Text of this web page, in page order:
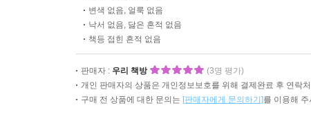
변색 없음, 얼룩 없음
낙서 없음, 닳은 흔적 없음
책등 접힌 흔적 없음
판매자 : 우리 책방
(3명 평가)
개인 판매자의 상품은 개인정보보호를 위해 결제완료 후 연락
구매 전 상품에 대한 문의는 [판매자에게 문의하기]를 이용해